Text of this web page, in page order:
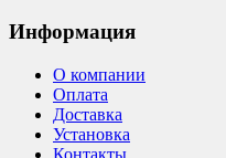
Информация
О компании
Оплата
Доставка
Установка
Контакты